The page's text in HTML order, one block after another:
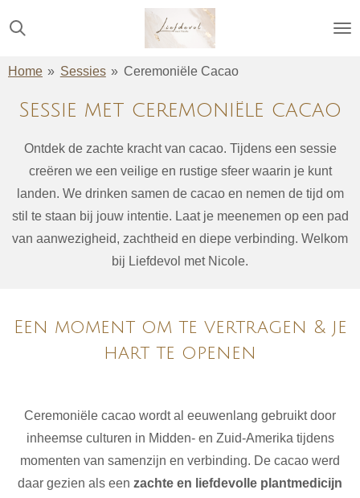
Ga
direct
naar
hoofdinhoud
Home » Sessies » Ceremoniële Cacao
Sessie met ceremoniële cacao
Ontdek de zachte kracht van cacao. Tijdens een sessie
creëren we een veilige en rustige sfeer waarin je kunt
landen. We drinken samen de cacao en nemen de tijd om
stil te staan bij jouw intentie. Laat je meenemen op een pad
van aanwezigheid, zachtheid en diepe verbinding. Welkom
bij Liefdevol met Nicole.
Een moment om te vertragen & je
hart te openen
Ceremoniële cacao wordt al eeuwenlang gebruikt door
inheemse culturen in Midden- en Zuid-Amerika tijdens
momenten van samenzijn en verbinding. De cacao werd
daar gezien als een zachte en liefdevolle plantmedicijn